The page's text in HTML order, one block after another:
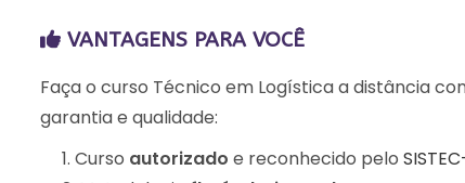
VANTAGENS PARA VOCÊ
Faça o curso Técnico em Logística a distância
garantia e qualidade:
Curso autorizado e reconhecido pelo